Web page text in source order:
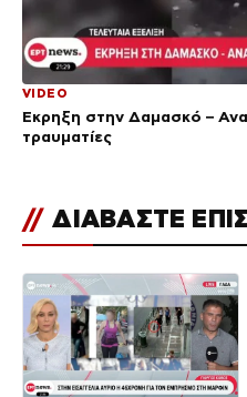
VIDEO
Έκρηξη στην Δαμασκό –
τραυματίες
// ΔΙΑΒΑΣΤΕ